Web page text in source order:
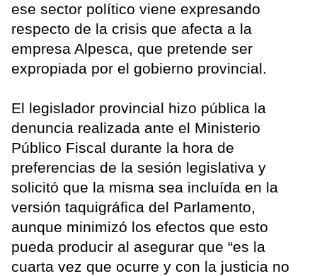
ese sector político viene expresando
respecto de la crisis que afecta a la
empresa Alpesca, que pretende ser
expropiada por el gobierno provincial.
El legislador provincial hizo pública la
denuncia realizada ante el Ministerio
Público Fiscal durante la hora de
preferencias de la sesión legislativa y
solicitó que la misma sea incluída en la
versión taquigráfica del Parlamento,
aunque minimizó los efectos que esto
pueda producir al asegurar que “es la
cuarta vez que ocurre y con la justicia no